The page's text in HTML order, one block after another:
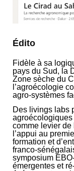
Édito
Fidèle à sa
pays du Sud, la
Zone sèche du
l’agroécologie
agro-systèmes
Des livings labs
comme levier
l’appui au
formation et
franco-
symposium
émergentes et